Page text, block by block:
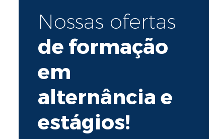
Nossas ofertas
de formação
em
alternância e
estágios!